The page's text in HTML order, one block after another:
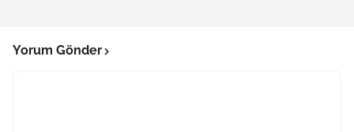
Yorum Gönder